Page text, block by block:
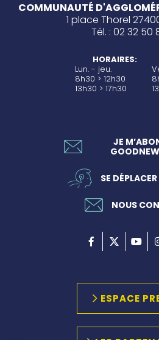
COMMUNAUTÉ
1 place Thorel 27400
Tél. : 02 32 50
HORAIRES:
Lun. - jeu.
8h30 > 12h30
13h30 > 17h30
JE
SE
NOUS
ESPACE